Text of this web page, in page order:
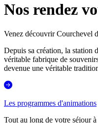
Nos rendez
Venez découvrir Courchevel
Depuis sa création, la station
véritable fabrique de
devenue une véritable
Les programmes d'animations
Tout au long de votre séjour